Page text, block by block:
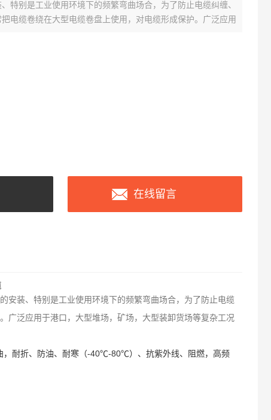
特别是工业使用环境下的频繁弯曲场合，为了防止电缆纠缠、
电缆卷绕在大型电缆卷盘上使用，对电缆形成保护。广泛应用
在线留言
安装、特别是工业使用环境下的频繁弯曲场合，为了防止电缆
广泛应用于港口，大型堆场，矿场，大型装卸货场等复杂工况
，耐折、防油、耐寒（-40℃-80℃）、抗紫外线、阻燃，高频